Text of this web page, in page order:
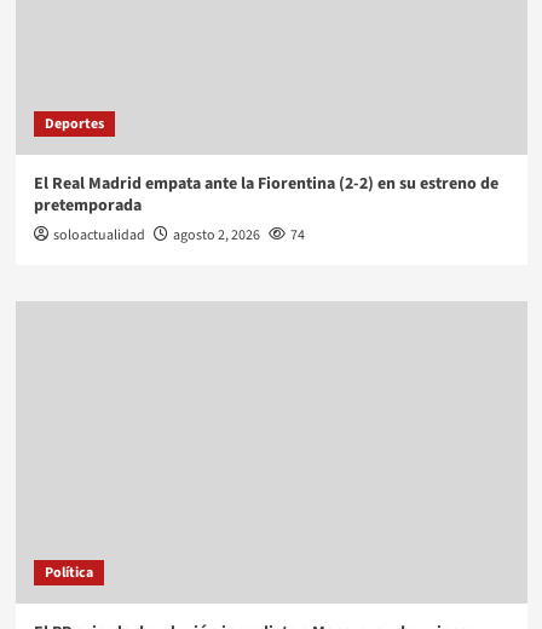
Deportes
El Real Madrid empata ante la Fiorentina (2-2) en su estreno de
pretemporada
soloactualidad agosto 2, 2026 74
Política